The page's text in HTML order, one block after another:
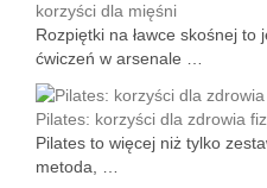
korzyści dla mięśni
Rozpiętki na ławce skośnej to
ćwiczeń w arsenale …
Pilates: korzyści dla zdrowia
Pilates to więcej niż tylko
metoda, …